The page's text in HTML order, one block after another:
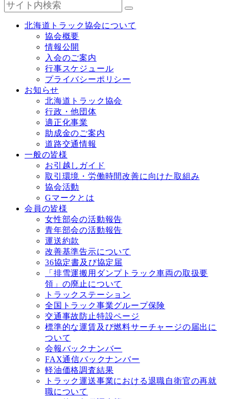
北海道トラック協会について
協会概要
情報公開
入会のご案内
行事スケジュール
プライバシーポリシー
お知らせ
北海道トラック協会
行政・他団体
適正化事業
助成金のご案内
道路交通情報
一般の皆様
お引越しガイド
取引環境・労働時間改善に向けた取組み
協会活動
Gマークとは
会員の皆様
女性部会の活動報告
青年部会の活動報告
運送約款
改善基準告⽰について
36協定書及び協定届
「排雪運搬用ダンプトラック車両の取扱要
領」の廃止について
トラックステーション
全国トラック事業グループ保険
交通事故防⽌特設ページ
標準的な運賃及び燃料サーチャージの届出に
ついて
会報バックナンバー
FAX通信バックナンバー
軽油価格調査結果
トラック運送事業における退職⾃衛官の再就
職について